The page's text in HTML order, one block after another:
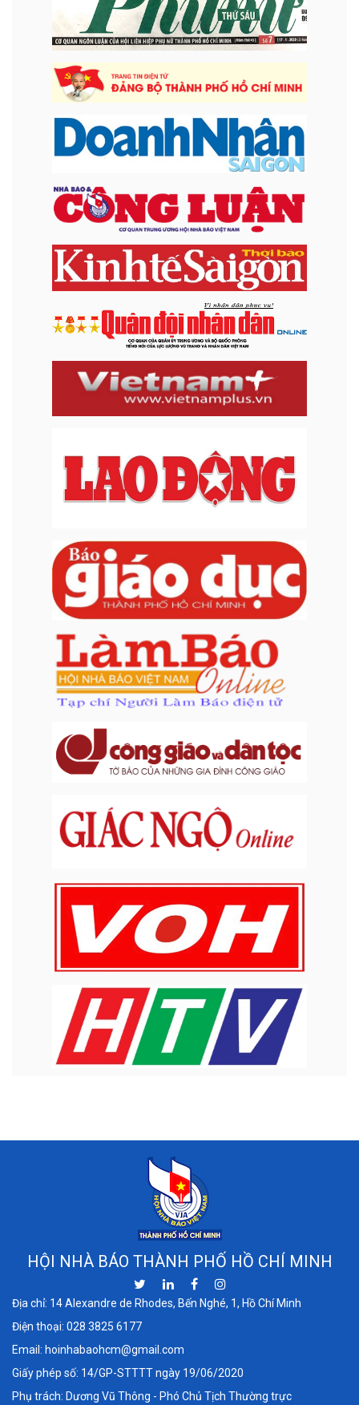
HỘI NHÀ BÁO THÀNH PHỐ HỒ CHÍ MINH
Địa chỉ: 14 Alexandre de Rhodes, Bến Nghé, 1, Hồ Chí Minh
Điện thoại: 028 3825 6177
Email: hoinhabaohcm@gmail.com
Giấy phép số: 14/GP-STTTT ngày 19/06/2020
Phụ trách: Dương Vũ Thông - Phó Chủ Tịch Thường trực